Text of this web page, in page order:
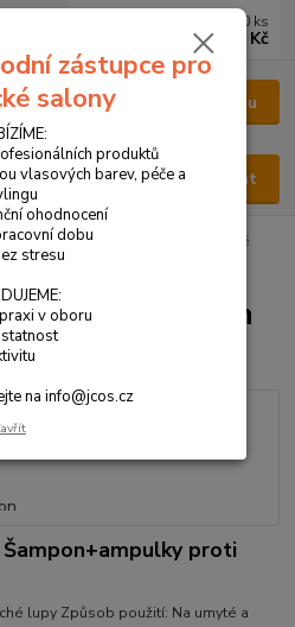
Menu
Hledat
0 ks
0 Kč
K05 - TRAVEL SET šamp+lotion suché
SET šamp+lotion
proti
lupy Způsob použití: Na umyté a
zástupce pro
salony
produktů
vlasových barev, péče a
ohodnocení
dobu
stresu
v oboru
na info@jcos.cz